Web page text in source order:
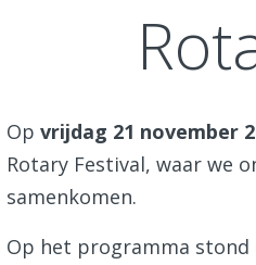
Op vrijdag 21 november
Rotary Festival, waar we
samenkomen.
Op het programma stond